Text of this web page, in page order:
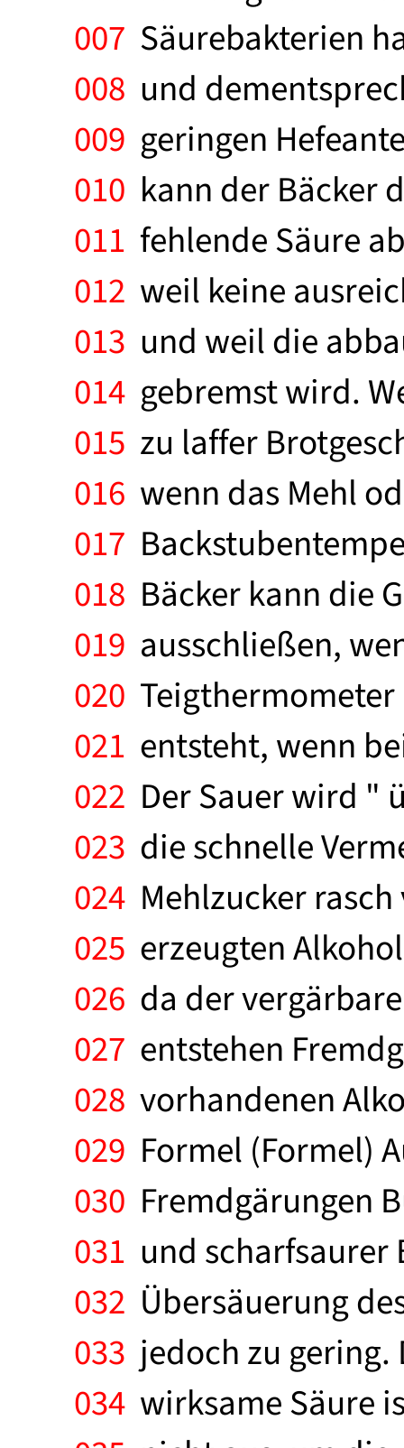
007 Säurebakterien
008 und
009 geringen
010 kann der Bäcker
011 fehlende Säure
012 weil keine
013 und weil die
014 gebremst wird.
015 zu laffer
016 wenn das Mehl
017
018 Bäcker kann die
019 ausschließen,
020
021 entsteht, wenn
022 Der Sauer wird "
023 die schnelle
024 Mehlzucker
025 erzeugten
026 da der
027 entstehen
028 vorhandenen
029 Formel (Formel)
030 Fremdgärungen
031 und scharfsaurer
032 Übersäuerung
033 jedoch zu
034 wirksame Säure